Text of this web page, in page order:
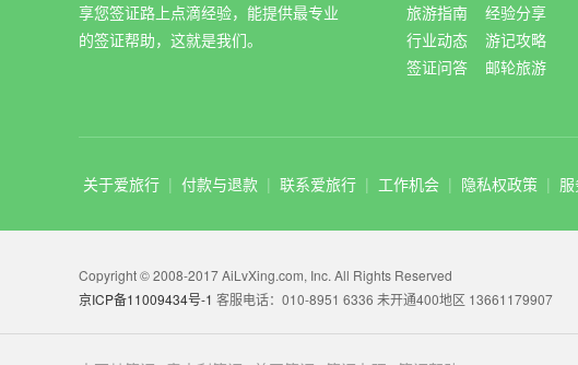
享您签证路上点滴经验，能提供最专业
的签证帮助，这就是我们。
旅游指南
经验分享
行业动态
游记攻略
签证问答
邮轮旅游
关于爱旅行 | 付款与退款 | 联系爱旅行 | 工作机会 | 隐私权政策 |
Copyright © 2008-2017 AiLvXing.com, Inc. All Rights Reserved
京ICP备11009434号-1 客服电话：010-8951 6336 未开通400地区 13661179907